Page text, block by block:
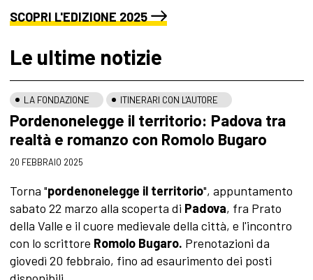
SCOPRI L'EDIZIONE 2025
Le ultime notizie
LA FONDAZIONE ITINERARI CON L'AUTORE
Pordenonelegge il territorio: Padova tra
realtà e romanzo con Romolo Bugaro
20 FEBBRAIO 2025
Torna "pordenonelegge il territorio", appuntamento
sabato 22 marzo alla scoperta di Padova, fra Prato
della Valle e il cuore medievale della città, e l'incontro
con lo scrittore Romolo Bugaro. Prenotazioni da
giovedì 20 febbraio, fino ad esaurimento dei posti